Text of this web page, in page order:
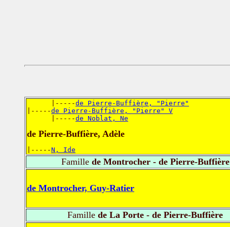
      |-----
de Pierre-Buffière, "Pierre"
|-----de Pierre-Buffière, "Pierre" V
      |-----
de Noblat, Ne
de Pierre-Buffière, Adèle
|-----N, Ide
Famillede Montrocher - de Pierre-Buffière
de Montrocher, Guy-Ratier
Famille de La Porte - de Pierre-Buffière